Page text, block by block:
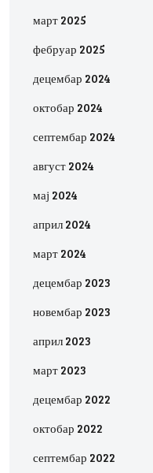
март 2025
фебруар 2025
децембар 2024
октобар 2024
септембар 2024
август 2024
мај 2024
април 2024
март 2024
децембар 2023
новембар 2023
април 2023
март 2023
децембар 2022
октобар 2022
септембар 2022